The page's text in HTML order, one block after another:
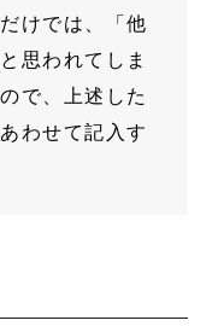
けでは、「他
思われてしま
で、上述した
わせて記入す